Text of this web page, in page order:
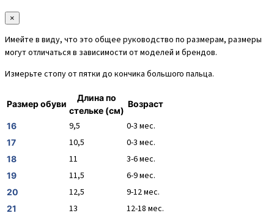
×
Имейте в виду, что это общее руководство по размерам, размеры
могут отличаться в зависимости от моделей и брендов.
Измерьте стопу от пятки до кончика большого пальца.
Размер обуви
Длина по
стельке (см)
Возраст
16 9,5 0-3 мес.
17 10,5 0-3 мес.
18 11 3-6 мес.
19 11,5 6-9 мес.
20 12,5 9-12 мес.
21 13 12-18 мес.